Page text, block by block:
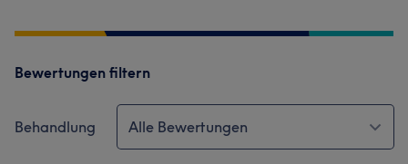
Bewertungen filtern
Behandlung Alle Bewertungen